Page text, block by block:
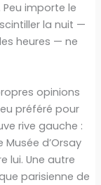
importe le
la nuit —
heures — ne
opinions
préféré pour
rive gauche :
d’Orsay
lui. Une autre
parisienne de